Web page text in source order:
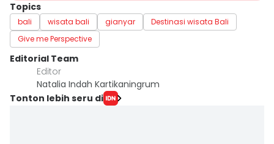
Topics
bali wisata bali gianyar
Destinasi wisata Bali
Give me Perspective
Editorial Team
Editor
Natalia Indah Kartikaningrum
Tonton lebih seru di